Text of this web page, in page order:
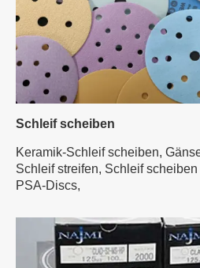
Schleif scheiben
Keramik-Schleif scheiben,
Schleif streifen, Schleif
PSA-Discs,